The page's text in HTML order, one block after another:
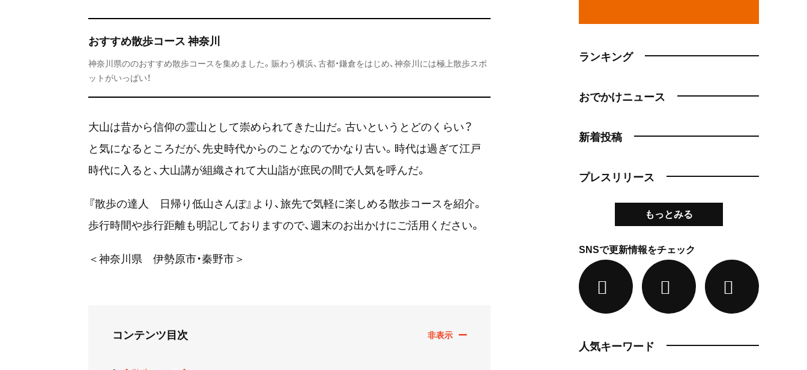
おすすめ散歩コース 神奈川
神奈川県ののおすすめ散歩コースを集めました。賑わう横浜、古都・鎌倉をはじめ、神奈川には極上散歩スポ
ットがいっぱい！
大山は昔から信仰の霊山として崇められてきた山だ。古いというとどのくらい？
と気になるところだが、先史時代からのことなのでかなり古い。時代は過ぎて江戸
時代に入ると、大山講が組織されて大山詣が庶民の間で人気を呼んだ。
『散歩の達人 日帰り低山さんぽ』より、旅先で気軽に楽しめる散歩コースを紹介。
歩行時間や歩行距離も明記しておりますので、週末のお出かけにご活用ください。
＜神奈川県 伊勢原市・秦野市＞
コンテンツ目次
ランキング
おでかけニュース
新着投稿
プレスリリース
もっとみる
SNSで更新情報をチェック
人気キーワード